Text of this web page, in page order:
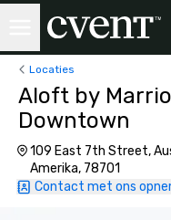
Locaties
Aloft by
Downtown
109 East 7th Street,
Amerika, 78701
Contact met ons